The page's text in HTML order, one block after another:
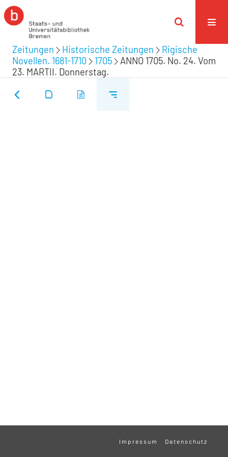
Zeitungen Historische Zeitungen
Rigische
Novellen. 1681-1710
1705
ANNO 1705. No. 24. Vom
23. MARTII. Donnerstag.
Impressum Datenschutz